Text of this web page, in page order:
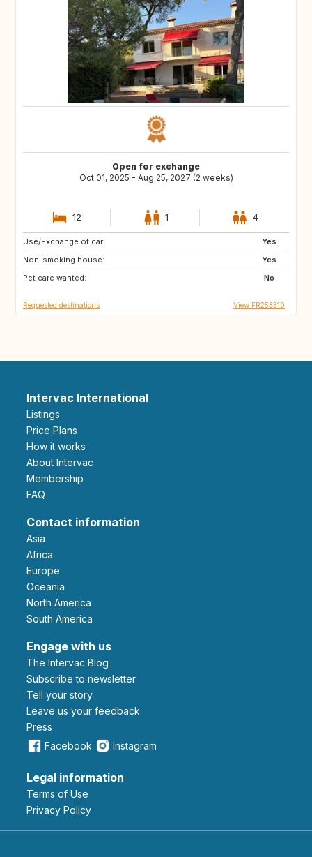
Open for exchange
Oct 01, 2025 - Aug 25, 2027 (2 weeks)
12 1 4
Use/Exchange of car:
Yes
Non-smoking house:
Yes
Pet care wanted:
No
VN
ID
JP
Requested destinations View FR253310
Intervac International
Listings
Price Plans
How it works
About Intervac
Membership
FAQ
Contact information
Asia
Africa
Europe
Oceania
North America
South America
Engage with us
The Intervac Blog
Subscribe to newsletter
Tell your story
leave us your feedback
Press
Facebook
Instagram
Legal information
Terms of Use
Privacy Policy